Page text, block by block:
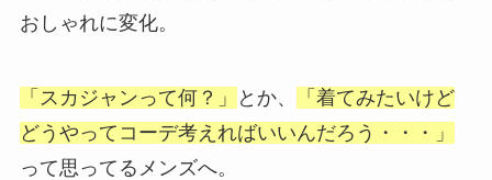
おしゃれに変化。
「スカジャンって何？」 とか、
「着てみたいけど
どうやってコーデ考えればいいんだろう・・・」
って思ってるメンズへ。